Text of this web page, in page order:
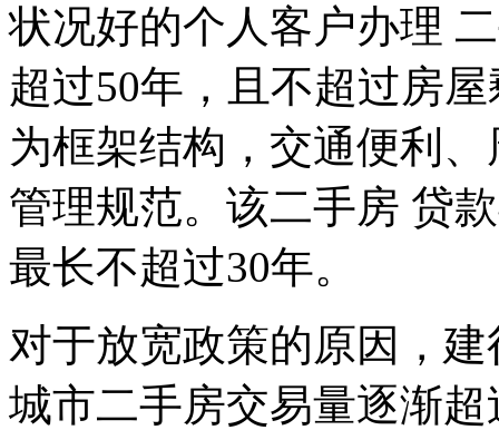
状况好的个人客户办理
超过50年，且不超过房
为框架结构，交通便利
管理规范。该二手房 贷
最长不超过30年。
对于放宽政策的原因，
城市二手房交易量逐渐